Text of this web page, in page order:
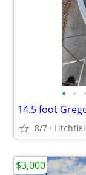
• • •
14.5 foot
8/7
$3,000